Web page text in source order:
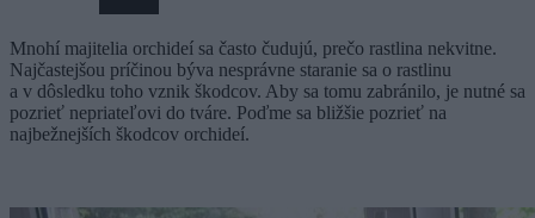
Mnohí majitelia orchideí sa často čudujú, prečo rastlina nekvitne.
Najčastejšou príčinou býva nesprávne staranie sa o rastlinu
a v dôsledku toho vznik škodcov. Aby sa tomu zabránilo, je nutné sa
pozrieť nepriateľovi do tváre. Poďme sa bližšie pozrieť na
najbežnejších škodcov orchideí.